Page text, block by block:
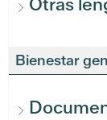
Bienestar